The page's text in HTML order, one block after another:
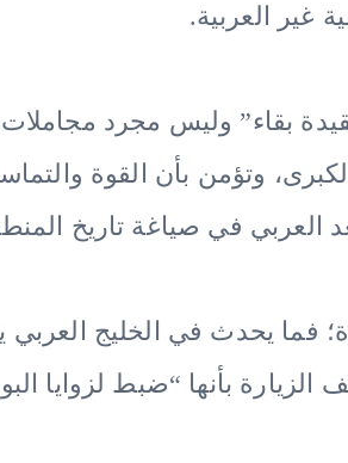
غير العربية.
بقاء” وليس مجرد
وتؤمن بأن القوة
العربي في صياغة تاريخ
فما يحدث في الخليج العربي
بأنها “ضبط لزوايا